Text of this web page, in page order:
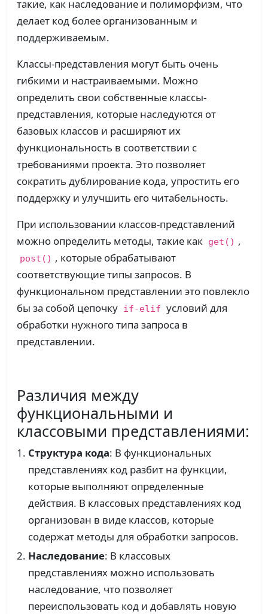
такие, как наследование и полиморфизм, что
делает код более организованным и
поддерживаемым.
Классы-представления могут быть очень
гибкими и настраиваемыми. Можно
определить свои собственные классы-
представления, которые наследуются от
базовых классов и расширяют их
функциональность в соответствии с
требованиями проекта. Это позволяет
сократить дублирование кода, упростить его
поддержку и улучшить его читабельность.
При использовании классов-представлений
можно определить методы, такие как get() ,
post() , которые обрабатывают
соответствующие типы запросов. В
функциональном представлении это повлекло
бы за собой цепочку if-elif условий для
обработки нужного типа запроса в
представлении.
Различия между
функциональными и
классовыми представлениями:
Структура кода: В функциональных
представлениях код разбит на функции,
которые выполняют определенные
действия. В классовых представлениях код
организован в виде классов, которые
содержат методы для обработки запросов.
Наследование: В классовых
представлениях можно использовать
наследование, что позволяет
переиспользовать код и добавлять новую